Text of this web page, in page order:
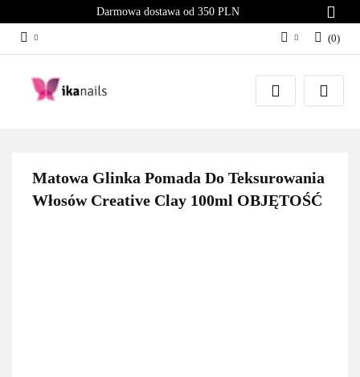
Darmowa dostawa od 350 PLN
Zaloguj się
Załóż konto
(0)
Matowa Glinka Pomada Do Teksurowania
Włosów Creative Clay 100ml OBJĘTOŚĆ